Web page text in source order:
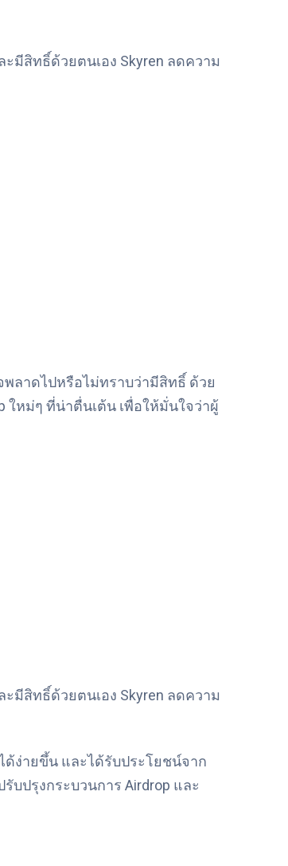
มีสิทธิ์ด้วยตนเอง Skyren ลดความ
พลาดไปหรือไม่ทราบว่ามีสิทธิ์ ด้วย
ใหม่ๆ ที่น่าตื่นเต้น เพื่อให้มั่นใจว่าผู้
มีสิทธิ์ด้วยตนเอง Skyren ลดความ
ด้ง่ายขึ้น และได้รับประโยชน์จาก
ปรุงกระบวนการ Airdrop และ